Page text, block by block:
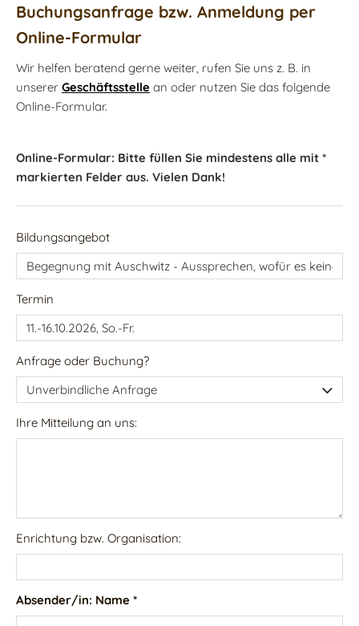
Buchungsanfrage bzw. Anmeldung per
Online-Formular
Wir helfen beratend gerne weiter, rufen Sie uns z. B. in
unserer Geschäftsstelle an oder nutzen Sie das folgende
Online-Formular.
Online-Formular: Bitte füllen Sie mindestens alle mit *
markierten Felder aus. Vielen Dank!
Bildungsangebot
Termin
Anfrage oder Buchung?
Ihre Mitteilung an uns:
Enrichtung bzw. Organisation:
Absender/in: Name *